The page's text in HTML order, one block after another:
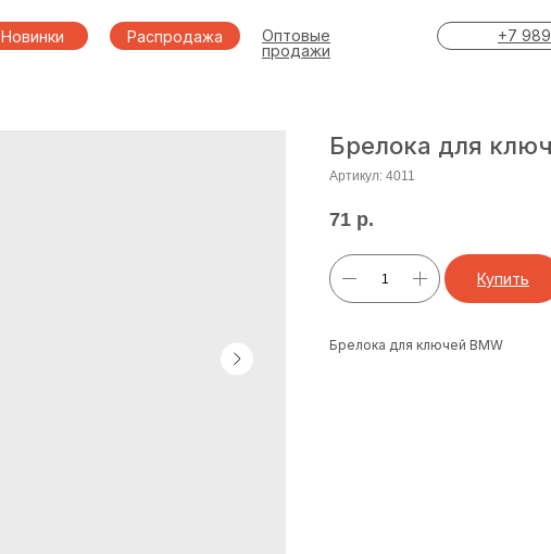
+7
Оптовые
продажи
Распродажа
Новинки
Брелока для
Артикул: 4011
71 р.
Купить
Брелока для ключей BMW